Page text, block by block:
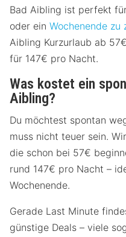
Bad Aibling ist perfekt
oder ein Wochenende zu
Aibling Kurzurlaub ab
für 147€ pro Nacht.
Was kostet ein
Aibling?
Du möchtest spontan
muss nicht teuer sein.
die schon bei 57€
rund 147€ pro Nacht –
Wochenende.
Gerade Last Minute
günstige Deals – viele